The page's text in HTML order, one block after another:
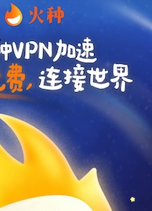
支持 反对
[0]